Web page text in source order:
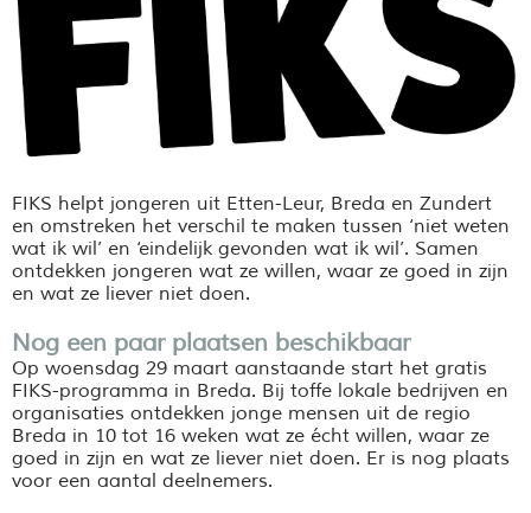
FIKS helpt jongeren uit Etten-Leur, Breda en Zundert
en omstreken het verschil te maken tussen ‘niet weten
wat ik wil’ en ‘eindelijk gevonden wat ik wil’. Samen
ontdekken jongeren wat ze willen, waar ze goed in zijn
en wat ze liever niet doen.
Nog een paar plaatsen beschikbaar
Op woensdag 29 maart aanstaande start het gratis
FIKS-programma in Breda. Bij toffe lokale bedrijven en
organisaties ontdekken jonge mensen uit de regio
Breda in 10 tot 16 weken wat ze écht willen, waar ze
goed in zijn en wat ze liever niet doen. Er is nog plaats
voor een aantal deelnemers.